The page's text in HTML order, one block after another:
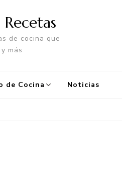
de cocina que
más
de Cocina Noticias